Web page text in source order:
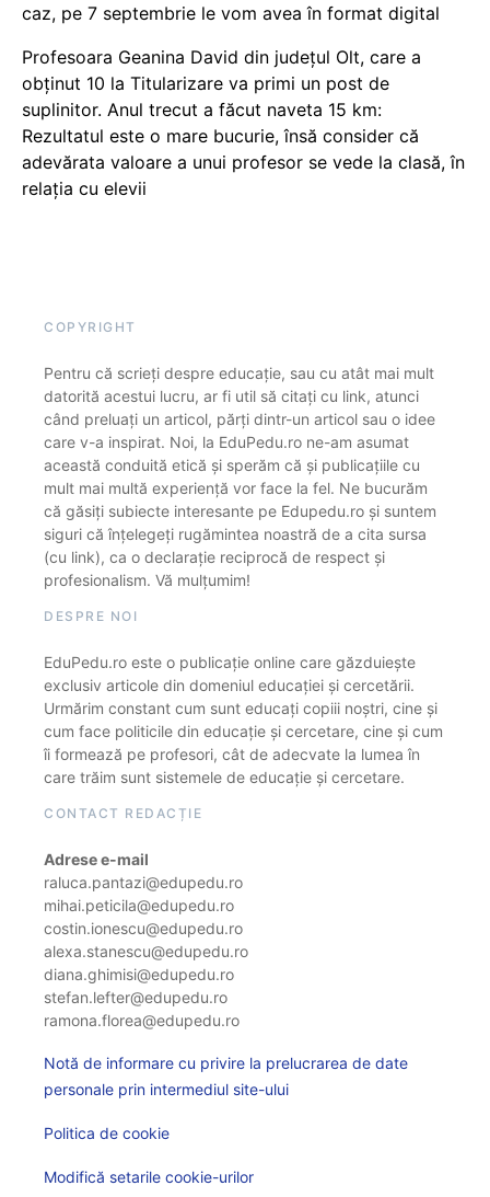
caz, pe 7 septembrie le vom avea în format digital
Profesoara Geanina David din județul Olt, care a
obținut 10 la Titularizare va primi un post de
suplinitor. Anul trecut a făcut naveta 15 km:
Rezultatul este o mare bucurie, însă consider că
adevărata valoare a unui profesor se vede la clasă, în
relația cu elevii
COPYRIGHT
Pentru că scrieți despre educație, sau cu atât mai mult
datorită acestui lucru, ar fi util să citați cu link, atunci
când preluați un articol, părți dintr-un articol sau o idee
care v-a inspirat. Noi, la EduPedu.ro ne-am asumat
această conduită etică și sperăm că și publicațiile cu
mult mai multă experiență vor face la fel. Ne bucurăm
că găsiți subiecte interesante pe Edupedu.ro și suntem
siguri că înțelegeți rugămintea noastră de a cita sursa
(cu link), ca o declarație reciprocă de respect și
profesionalism. Vă mulțumim!
DESPRE NOI
EduPedu.ro este o publicație online care găzduiește
exclusiv articole din domeniul educației și cercetării.
Urmărim constant cum sunt educați copiii noștri, cine și
cum face politicile din educație și cercetare, cine și cum
îi formează pe profesori, cât de adecvate la lumea în
care trăim sunt sistemele de educație și cercetare.
CONTACT REDACȚIE
Adrese e-mail
raluca.pantazi@edupedu.ro
mihai.peticila@edupedu.ro
costin.ionescu@edupedu.ro
alexa.stanescu@edupedu.ro
diana.ghimisi@edupedu.ro
stefan.lefter@edupedu.ro
ramona.florea@edupedu.ro
Notă de informare cu privire la prelucrarea de date
personale prin intermediul site-ului
Politica de cookie
Modifică setarile cookie-urilor